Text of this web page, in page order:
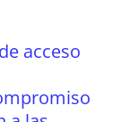
acceso